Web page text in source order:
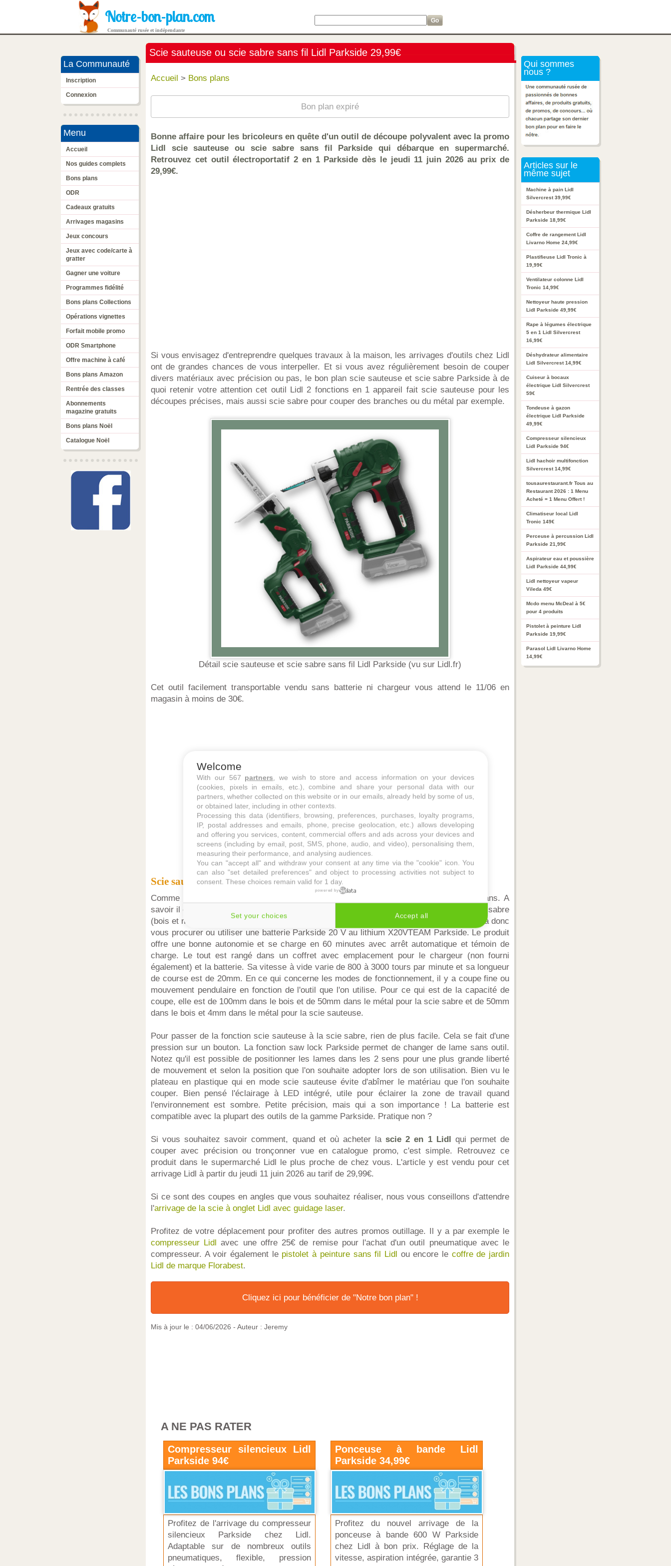
Notre-bon-plan.com
Communauté rusée et indépendante
La Communauté
Inscription
Connexion
Menu
Accueil
Nos guides complets
Bons plans
ODR
Cadeaux gratuits
Arrivages magasins
Jeux concours
Jeux avec code/carte à
gratter
Gagner une voiture
Programmes fidélité
Bons plans Collections
Opérations vignettes
Forfait mobile promo
ODR Smartphone
Offre machine à café
Bons plans Amazon
Rentrée des classes
Abonnements
magazine gratuits
Bons plans Noël
Catalogue Noël
Scie sauteuse ou scie sabre sans fil Lidl Parkside 29,99€
Accueil > Bons plans
Bon plan expiré
Bonne affaire pour les bricoleurs en quête d'un outil de découpe polyvalent avec la promo
Lidl scie sauteuse ou scie sabre sans fil Parkside qui débarque en supermarché.
Retrouvez cet outil électroportatif 2 en 1 Parkside dès le jeudi 11 juin 2026 au prix de
29,99€.
Si vous envisagez d'entreprendre quelques travaux à la maison, les arrivages d'outils chez Lidl
ont de grandes chances de vous interpeller. Et si vous avez régulièrement besoin de couper
divers matériaux avec précision ou pas, le bon plan scie sauteuse et scie sabre Parkside à de
quoi retenir votre attention cet outil Lidl 2 fonctions en 1 appareil fait scie sauteuse pour les
découpes précises, mais aussi scie sabre pour couper des branches ou du métal par exemple.
Détail scie sauteuse et scie sabre sans fil Lidl Parkside (vu sur Lidl.fr)
Cet outil facilement transportable vendu sans batterie ni chargeur vous attend le 11/06 en
magasin à moins de 30€.
Scie sauteuse ou scie sabre sans fil Lidl en promotion
Comme tous les outils de la gamme Parkside, cet outil bénéficie de la garantie de 3 ans. A
savoir il est fourni avec 4 lames : 2 pour la scie sauteuse (bois et métal) et 2 pour la scie sabre
(bois et métal). Attention, cette fois-ci la batterie n'est pas comprise dans le pack. Il faudra donc
vous procurer ou utiliser une batterie Parkside 20 V au lithium X20VTEAM Parkside. Le produit
offre une bonne autonomie et se charge en 60 minutes avec arrêt automatique et témoin de
charge. Le tout est rangé dans un coffret avec emplacement pour le chargeur (non fourni
également) et la batterie. Sa vitesse à vide varie de 800 à 3000 tours par minute et sa longueur
de course est de 20mm. En ce qui concerne les modes de fonctionnement, il y a coupe fine ou
mouvement pendulaire en fonction de l'outil que l'on utilise. Pour ce qui est de la capacité de
coupe, elle est de 100mm dans le bois et de 50mm dans le métal pour la scie sabre et de 50mm
dans le bois et 4mm dans le métal pour la scie sauteuse.
Pour passer de la fonction scie sauteuse à la scie sabre, rien de plus facile. Cela se fait d'une
pression sur un bouton. La fonction saw lock Parkside permet de changer de lame sans outil.
Notez qu'il est possible de positionner les lames dans les 2 sens pour une plus grande liberté
de mouvement et selon la position que l'on souhaite adopter lors de son utilisation. Bien vu le
plateau en plastique qui en mode scie sauteuse évite d'abîmer le matériau que l'on souhaite
couper. Bien pensé l'éclairage à LED intégré, utile pour éclairer la zone de travail quand
l'environnement est sombre. Petite précision, mais qui a son importance ! La batterie est
compatible avec la plupart des outils de la gamme Parkside. Pratique non ?
Si vous souhaitez savoir comment, quand et où acheter lascie 2 en 1 Lidl qui permet de
couper avec précision ou tronçonner vue en catalogue promo, c'est simple. Retrouvez ce
produit dans le supermarché Lidl le plus proche de chez vous. L'article y est vendu pour cet
arrivage Lidl à partir du jeudi 11 juin 2026 au tarif de 29,99€.
Si ce sont des coupes en angles que vous souhaitez réaliser, nous vous conseillons d'attendre
l'arrivage de la scie à onglet Lidl avec guidage laser.
Profitez de votre déplacement pour profiter des autres promos outillage. Il y a par exemple le
compresseur Lidl avec une offre 25€ de remise pour l'achat d'un outil pneumatique avec le
compresseur. A voir également le pistolet à peinture sans fil Lidl ou encore le coffre de jardin
Lidl de marque Florabest.
Cliquez ici pour bénéficier de "Notre bon plan" !
Mis à jour le : 04/06/2026 - Auteur : Jeremy
A NE PAS RATER
Compresseur silencieux Lidl
Parkside 94€
Profitez de l'arrivage du compresseur
silencieux Parkside chez Lidl.
Adaptable sur de nombreux outils
pneumatiques, flexible, pression
Ponceuse à bande Lidl
Parkside 34,99€
Profitez du nouvel arrivage de la
ponceuse à bande 600 W Parkside
chez Lidl à bon prix. Réglage de la
vitesse, aspiration intégrée, garantie 3
Qui sommes
nous ?
Articles sur le
même sujet
Machine à pain Lidl
Silvercrest 39,99€
Désherbeur thermique Lidl
Parkside 18,99€
Coffre de rangement Lidl
Livarno Home 24,99€
Plastifieuse Lidl Tronic à
19,99€
Ventilateur colonne Lidl
Tronic 14,99€
Nettoyeur haute pression
Lidl Parkside 49,99€
Rape à légumes électrique
5 en 1 Lidl Silvercrest
16,99€
Déshydrateur alimentaire
Lidl Silvercrest 14,99€
Cuiseur à bocaux
électrique Lidl Silvercrest
59€
Tondeuse à gazon
électrique Lidl Parkside
49,99€
Compresseur silencieux
Lidl Parkside 94€
Lidl hachoir multifonction
Silvercrest 14,99€
tousaurestaurant.fr Tous au
Restaurant 2026 : 1 Menu
Acheté = 1 Menu Offert !
Climatiseur local Lidl
Tronic 149€
Perceuse à percussion Lidl
Parkside 21,99€
Aspirateur eau et poussière
Lidl Parkside 44,99€
Lidl nettoyeur vapeur
Vileda 49€
Mcdo menu McDeal à 5€
pour 4 produits
Pistolet à peinture Lidl
Parkside 19,99€
Parasol Lidl Livarno Home
14,99€
Welcome
With our 567 partners , we wish to store and access information on your devices
(cookies, pixels in emails, etc.), combine and share your personal data with our
partners, whether collected on this website or in our emails, already held by some of us,
or obtained later, including in other contexts.
Processing this data (identifiers, browsing, preferences, purchases, loyalty programs,
IP, postal addresses and emails, phone, precise geolocation, etc.) allows developing
and offering you services, content, commercial offers and ads across your devices and
screens (including by email, post, SMS, phone, audio, and video), personalising them,
measuring their performance, and analysing audiences.
You can "accept all" and withdraw your consent at any time via the "cookie" icon . You
can also "set detailed preferences" and object to processing activities not subject to
consent. These choices remain valid for 1 day.
powered by
Set your choices Accept all